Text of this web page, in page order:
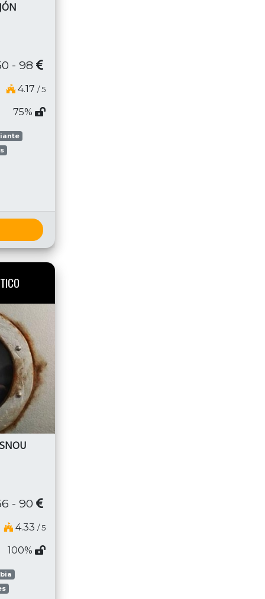
- 98
4.17 / 5
75%
- 90
4.33 / 5
100%